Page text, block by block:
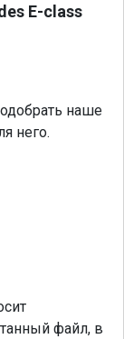
E-class
наше
него.
файл, в